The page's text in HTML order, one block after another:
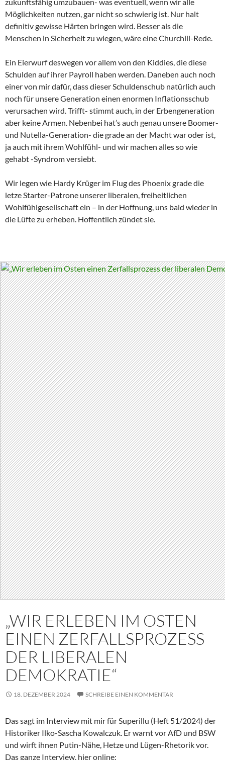
Möglichkeiten nutzen, gar nicht so schwierig ist. Nur halt
definitiv gewisse Härten bringen wird. Besser als die
Menschen in Sicherheit zu wiegen, wäre eine Churchill-Rede.
Ein Eierwurf deswegen vor allem von den Kiddies, die diese
Schulden auf ihrer Payroll haben werden. Daneben auch noch
einer von mir dafür, dass dieser Schuldenschub natürlich auch
noch für unsere Generation einen enormen Inflationsschub
verursachen wird. Trifft- stimmt auch, in der Erbengeneration
aber keine Armen. Nebenbei hat’s auch genau unsere Boomer-
und Nutella-Generation- die grade an der Macht war oder ist,
ja auch mit ihrem Wohlfühl- und wir machen alles so wie
gehabt -Syndrom versiebt.
Wir legen wie Hardy Krüger im Flug des Phoenix grade die
letze Starter-Patrone unserer liberalen, freiheitlichen
Wohlfühlgesellschaft ein – in der Hoffnung, uns bald wieder in
die Lüfte zu erheben. Hoffentlich zündet sie.
„WIR ERLEBEN IM OSTEN
EINEN ZERFALLSPROZESS
DER LIBERALEN
DEMOKRATIE“
18. DEZEMBER 2024 SCHREIBE EINEN KOMMENTAR
Das sagt im Interview mit mir für Superillu (Heft 51/2024) der
Historiker Ilko-Sascha Kowalczuk. Er warnt vor AfD und BSW
und wirft ihnen Putin-Nähe, Hetze und Lügen-Rhetorik vor.
Das ganze Interview, hier online: